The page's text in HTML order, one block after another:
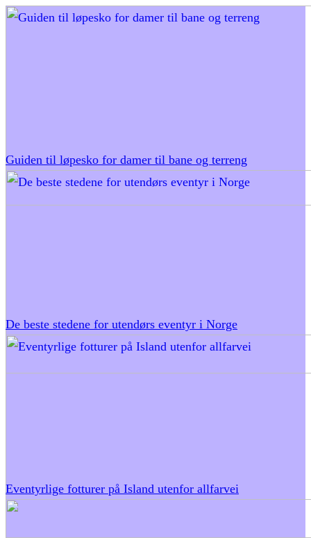
Guiden til løpesko for damer til bane og terreng
De beste stedene for utendørs eventyr i Norge
Eventyrlige fotturer på Island utenfor allfarvei